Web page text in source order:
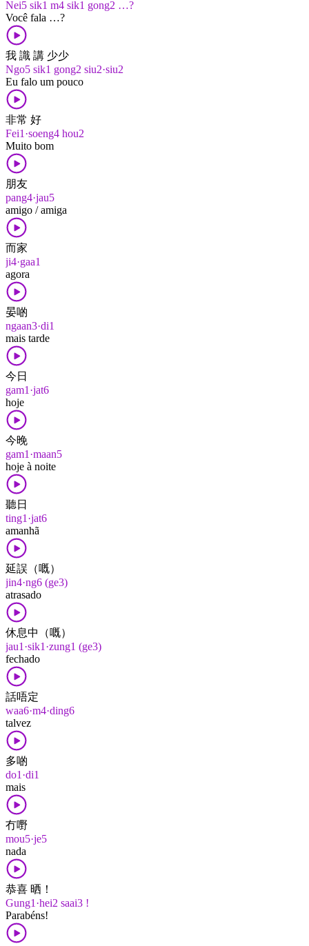
Nei5 sik1 m4 sik1 gong2 …?
Você fala …?
我 識 講 少少
Ngo5 sik1 gong2 siu2·siu2
Eu falo um pouco
非常 好
Fei1·soeng4 hou2
Muito bom
朋友
pang4·jau5
amigo / amiga
而家
ji4·gaa1
agora
晏啲
ngaan3·di1
mais tarde
今日
gam1·jat6
hoje
今晚
gam1·maan5
hoje à noite
聽日
ting1·jat6
amanhã
延誤（嘅）
jin4·ng6 (ge3)
atrasado
休息中（嘅）
jau1·sik1·zung1 (ge3)
fechado
話唔定
waa6·m4·ding6
talvez
多啲
do1·di1
mais
冇嘢
mou5·je5
nada
恭喜 晒！
Gung1·hei2 saai3 !
Parabéns!